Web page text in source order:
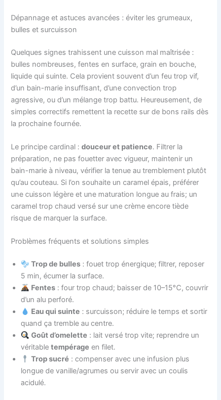
Dépannage et astuces avancées : éviter les grumeaux,
bulles et surcuisson
Quelques signes trahissent une cuisson mal maîtrisée :
bulles nombreuses, fentes en surface, grain en bouche,
liquide qui suinte. Cela provient souvent d’un feu trop vif,
d’un bain-marie insuffisant, d’une convection trop
agressive, ou d’un mélange trop battu. Heureusement, de
simples correctifs remettent la recette sur de bons rails dès
la prochaine fournée.
Le principe cardinal :douceur et patience. Filtrer la
préparation, ne pas fouetter avec vigueur, maintenir un
bain-marie à niveau, vérifier la tenue au tremblement plutôt
qu’au couteau. Si l’on souhaite un caramel épais, préférer
une cuisson légère et une maturation longue au frais; un
caramel trop chaud versé sur une crème encore tiède
risque de marquer la surface.
Problèmes fréquents et solutions simples
Trop de bulles : fouet trop énergique; filtrer, reposer
5 min, écumer la surface.
Fentes : four trop chaud; baisser de 10–15°C, couvrir
d’un alu perforé.
Eau qui suinte : surcuisson; réduire le temps et sortir
quand ça tremble au centre.
Goût d’omelette : lait versé trop vite; reprendre un
véritabletempérage en filet.
Trop sucré : compenser avec une infusion plus
longue de vanille/agrumes ou servir avec un coulis
acidulé.